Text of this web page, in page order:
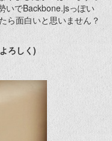
いでBackbone.jsっぽい
ら面白いと思いません？
ろしく)